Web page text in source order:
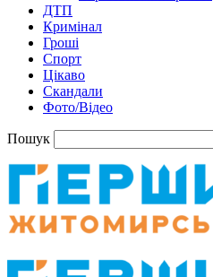
ДТП
Кримінал
Гроші
Спорт
Цікаво
Скандали
Фото/Відео
Пошук